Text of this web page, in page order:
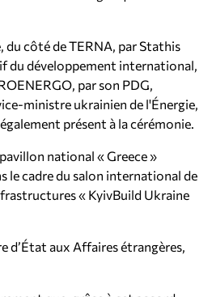
du côté de TERNA, par Stathis
du développement international,
par son PDG,
ministre ukrainien de l'Énergie,
présent à la cérémonie.
national « Greece »
le cadre du salon international de
« KyivBuild Ukraine
d’État aux Affaires étrangères,